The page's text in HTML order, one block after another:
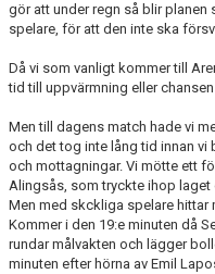
MATCHER
BORGÅS TANKAR
gör att under regn så blir
spelare, för att den inte ska
Då vi som vanligt kommer till
tid till uppvärmning eller
Men till dagens match hade vi
och det tog inte lång tid innan
och mottagningar. Vi mötte ett
Alingsås, som tryckte ihop
Men med skckliga spelare hittar
Kommer i den 19:e minuten då
rundar målvakten och lägger
minuten efter hörna av Emil